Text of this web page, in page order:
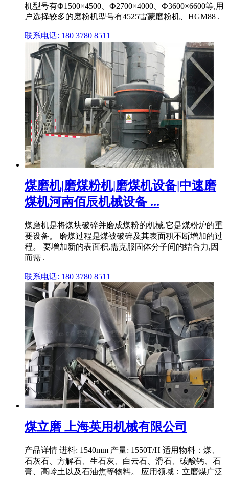
机型号有Ф1500×4500、Ф2700×4000、Ф3600×6600等,用
户选择较多的磨粉机型号有4525雷蒙磨粉机、HGM88 .
联系电话: 180 3780 8511
煤磨机|磨煤粉机|磨煤机设备|中速磨
煤机河南佰辰机械设备 ...
煤磨机是将煤块破碎并磨成煤粉的机械,它是煤粉炉的重
要设备。 磨煤过程是煤被破碎及其表面积不断增加的过
程。 要增加新的表面积,需克服固体分子间的结合力,因
而需 .
联系电话: 180 3780 8511
煤立磨 上海英用机械有限公司
产品详情 进料: 1540mm 产量: 1550T/H 适用物料：煤、
石灰石、方解石、生石灰、白云石、滑石、碳酸钙、石
膏、高岭土以及石油焦等物料。 应用领域：立磨煤广泛